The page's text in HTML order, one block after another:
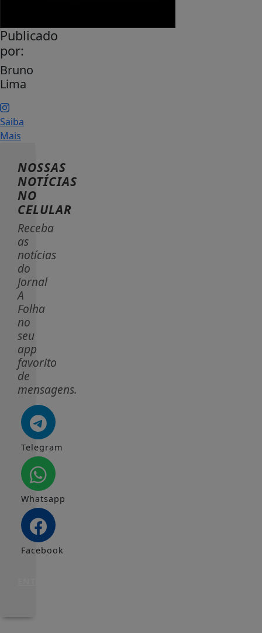
Publicado
por:
Bruno
Lima
Saiba
Mais
NOSSAS
NOTÍCIAS
NO
CELULAR
Receba
as
notícias
do
Jornal
A
Folha
no
seu
app
favorito
de
mensagens.
Telegram
Whatsapp
Facebook